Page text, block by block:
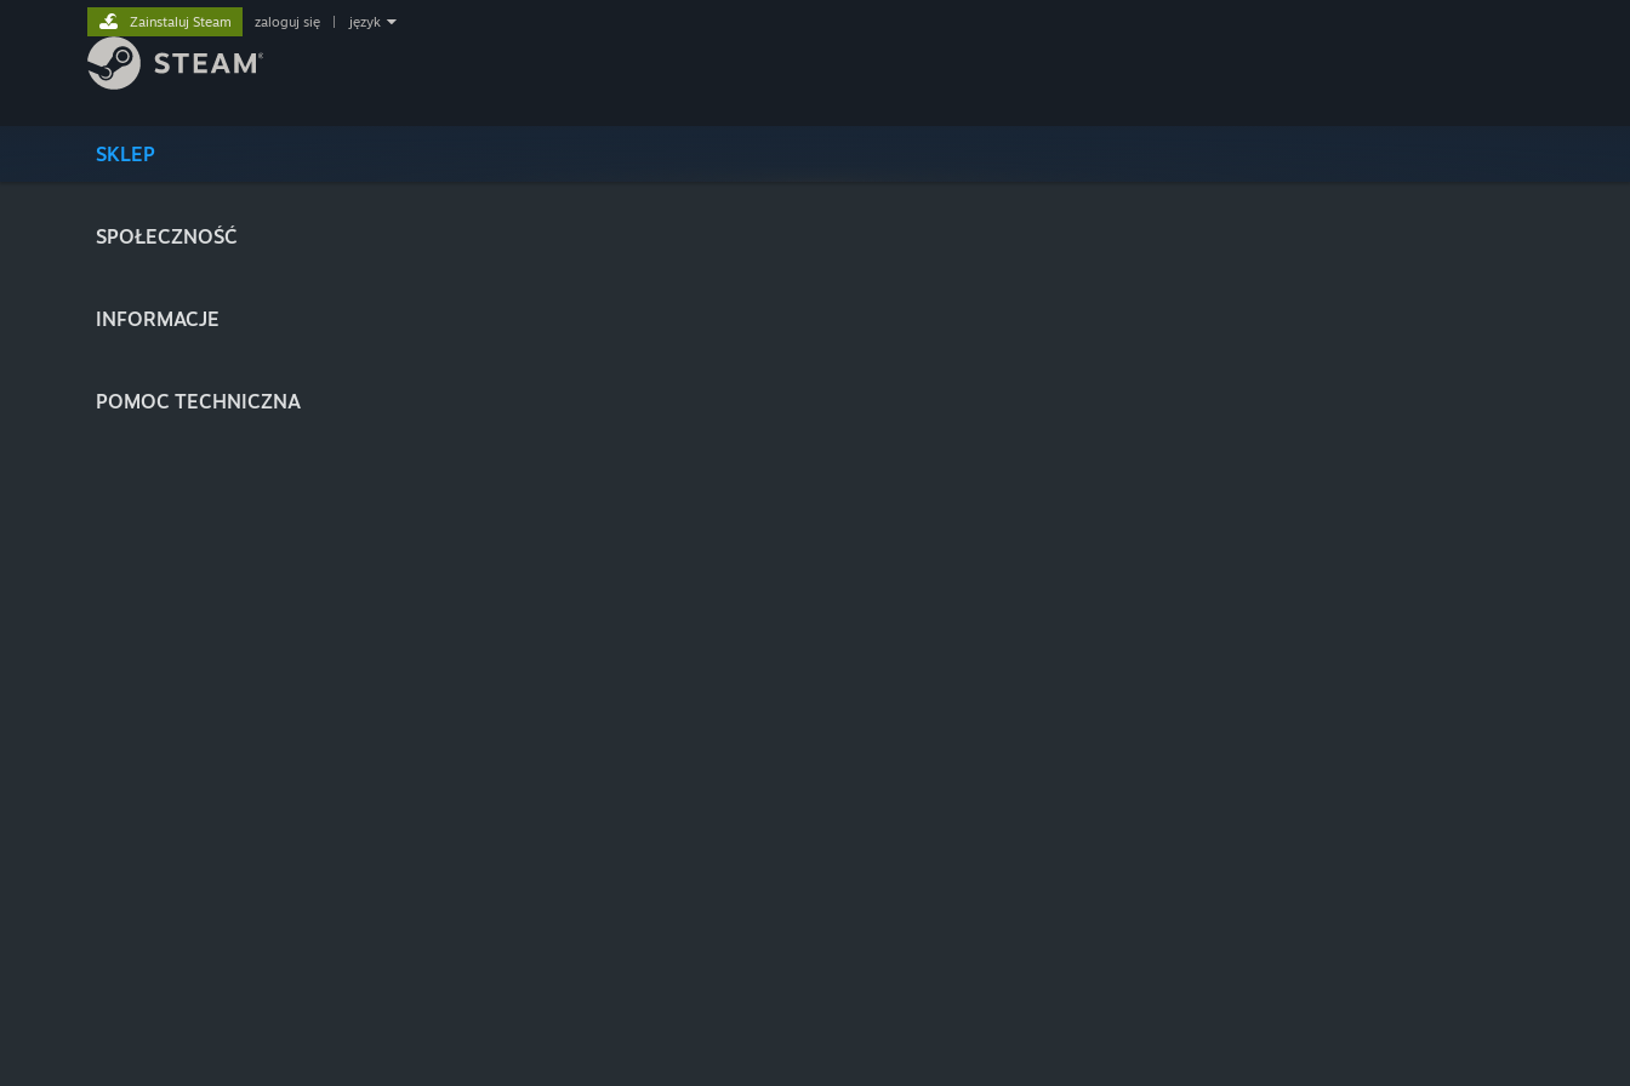
SKLEP
SPOŁECZNOŚĆ
INFORMACJE
POMOC TECHNICZNA
Zainstaluj Steam zaloguj się język